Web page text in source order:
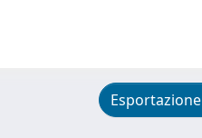
Esportazione